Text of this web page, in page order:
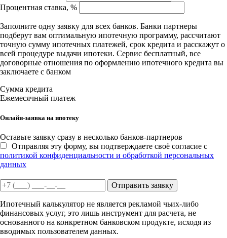
Процентная ставка, %
Заполните одну заявку для всех банков. Банки партнеры
подберут вам оптимальную ипотечную программу, рассчитают
точную сумму ипотечных платежей, срок кредита и расскажут о
всей процедуре выдачи ипотеки. Сервис бесплатный, все
договорные отношения по оформлению ипотечного кредита вы
заключаете с банком
Сумма кредита
Ежемесячный платеж
Онлайн-заявка на ипотеку
Оставьте заявку сразу в несколько банков-партнеров
Отправляя эту форму, вы подтверждаете своё согласие с
политикой конфиденциальности и обработкой персональных
данных
Отправить заявку
Ипотечный калькулятор не является рекламой чьих-либо
финансовых услуг, это лишь инструмент для расчета, не
основанного на конкретном банковском продукте, исходя из
вводимых пользователем данных.